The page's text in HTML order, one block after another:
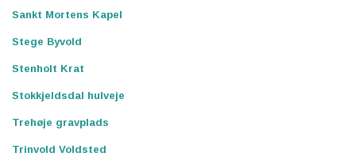
Sankt Mortens Kapel
Stege Byvold
Stenholt Krat
Stokkjeldsdal hulveje
Trehøje gravplads
Trinvold Voldsted